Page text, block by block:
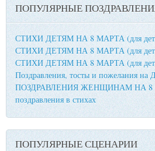
ПОПУЛЯРНЫЕ
СТИХИ ДЕТЯМ НА 8 МАРТА (для
СТИХИ ДЕТЯМ НА 8 МАРТА (для
СТИХИ ДЕТЯМ НА 8 МАРТА (для
Поздравления, тосты и пожелания на
ПОЗДРАВЛЕНИЯ ЖЕНЩИНАМ НА 8
поздравления в стихах
ПОПУЛЯРНЫЕ СЦЕНАРИИ